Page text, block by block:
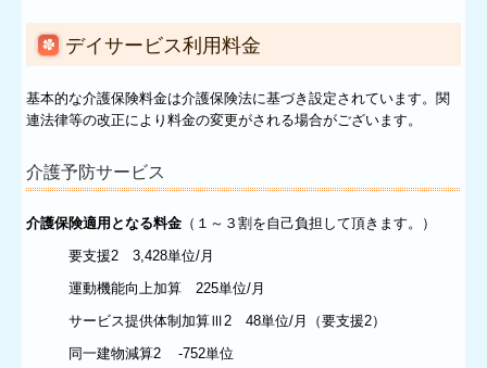
デイサービス利用料金
基本的な介護保険料金は介護保険法に基づき設定されています。関
連法律等の改正により料金の変更がされる場合がございます。
介護予防サービス
介護保険適用となる料金 （１～３割を自己負担して頂きます。）
要支援2 3,428単位/月
運動機能向上加算 225単位/月
サービス提供体制加算Ⅲ2 48単位/月（要支援2）
同一建物減算2 -752単位